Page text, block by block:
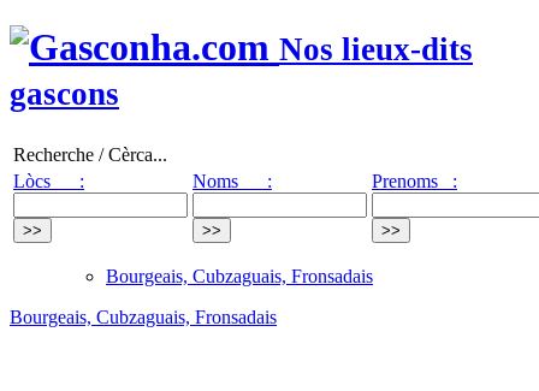
Nos lieux-dits
gascons
Recherche / Cèrca...
Lòcs :
Noms : Prenoms :
Bourgeais, Cubzaguais, Fronsadais
Bourgeais, Cubzaguais, Fronsadais